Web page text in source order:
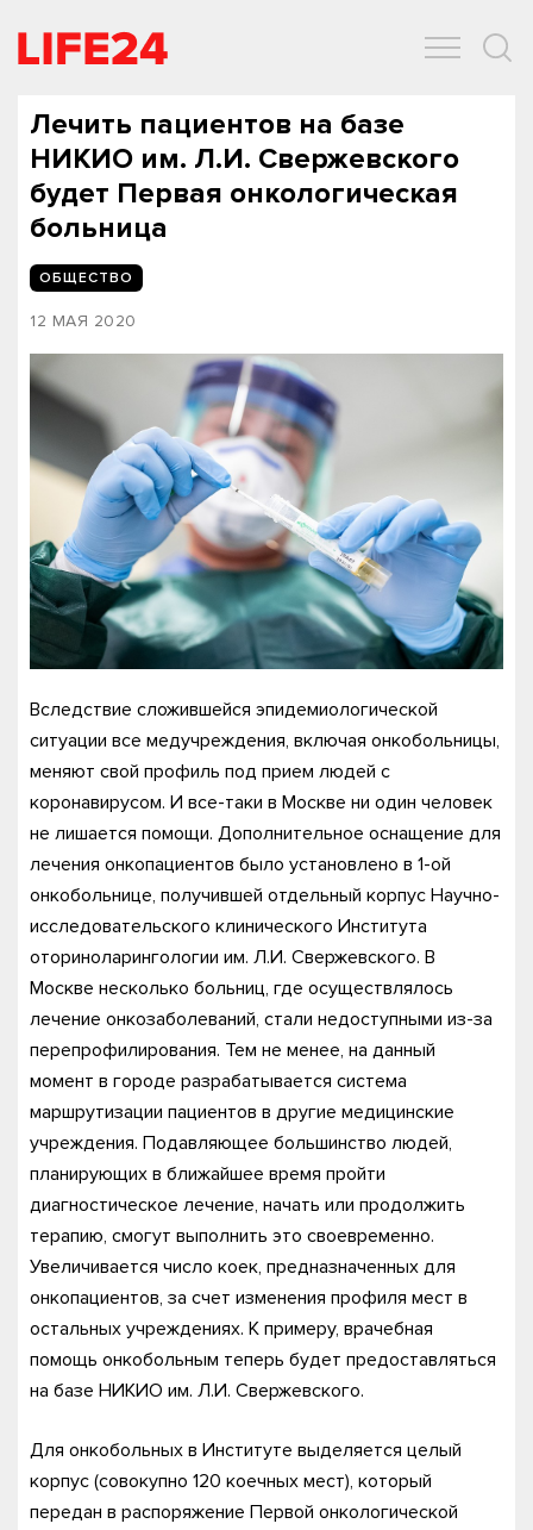
Лечить пациентов на базе
НИКИО им. Л.И. Свержевского
будет Первая онкологическая
больница
ОБЩЕСТВО
12 МАЯ 2020
Вследствие сложившейся эпидемиологической
ситуации все медучреждения, включая онкобольницы,
меняют свой профиль под прием людей с
коронавирусом. И все-таки в Москве ни один человек
не лишается помощи. Дополнительное оснащение для
лечения онкопациентов было установлено в 1-ой
онкобольнице, получившей отдельный корпус Научно-
исследовательского клинического Института
оториноларингологии им. Л.И. Свержевского. В
Москве несколько больниц, где осуществлялось
лечение онкозаболеваний, стали недоступными из-за
перепрофилирования. Тем не менее, на данный
момент в городе разрабатывается система
маршрутизации пациентов в другие медицинские
учреждения. Подавляющее большинство людей,
планирующих в ближайшее время пройти
диагностическое лечение, начать или продолжить
терапию, смогут выполнить это своевременно.
Увеличивается число коек, предназначенных для
онкопациентов, за счет изменения профиля мест в
остальных учреждениях. К примеру, врачебная
помощь онкобольным теперь будет предоставляться
на базе НИКИО им. Л.И. Свержевского.
Для онкобольных в Институте выделяется целый
корпус (совокупно 120 коечных мест), который
передан в распоряжение Первой онкологической